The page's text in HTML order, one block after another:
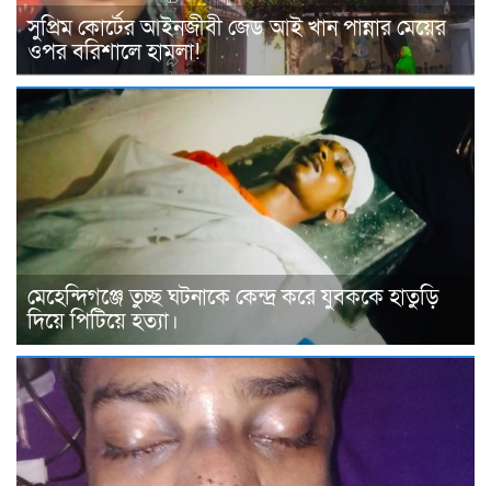
সুপ্রিম কোর্টের আইনজীবী জেড আই খান পান্নার মেয়ের
ওপর বরিশালে হামলা!
মেহেন্দিগঞ্জে তুচ্ছ ঘটনাকে কেন্দ্র করে যুবককে হাতুড়ি
দিয়ে পিটিয়ে হত্যা।